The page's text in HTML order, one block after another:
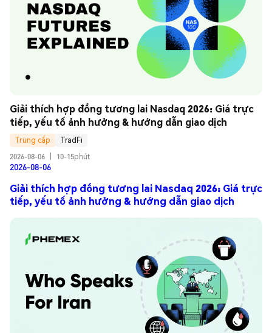
Giải thích hợp đồng tương lai Nasdaq 2026: Giá trực
tiếp, yếu tố ảnh hưởng & hướng dẫn giao dịch
Trung cấp
TradFi
2026-08-06
10-15phút
2026-08-06
Giải thích hợp đồng tương lai Nasdaq 2026: Giá trực
tiếp, yếu tố ảnh hưởng & hướng dẫn giao dịch